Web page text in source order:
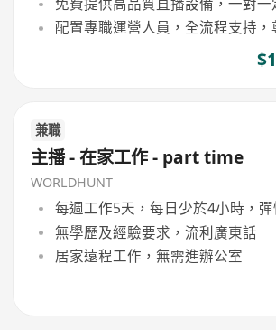
配置專職運營人員，全流程支持
兼職
主播 - 在家工作 - part time
WORLDHUNT
每週工作5天，每日少於4小時，
無學歷及經驗要求，流利廣東話
居家遠程工作，無需進辦公室